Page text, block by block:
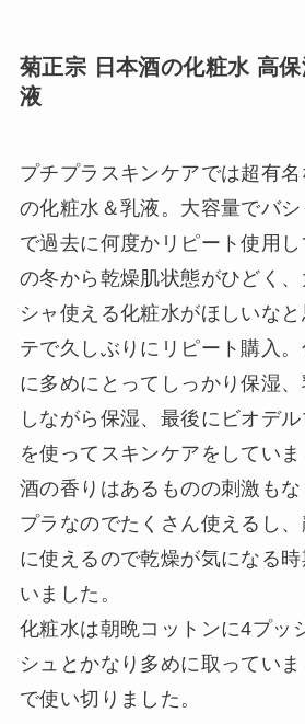
菊正宗 日本酒の化粧水 高
液
プチプラスキンケアでは超有
の化粧水＆乳液。大容量でバ
で過去に何度かリピート使用
の冬から乾燥肌状態がひどく
シャ使える化粧水がほしいな
テで久しぶりにリピート購入
に多めにとってしっかり保湿
しながら保湿、最後にビオデ
を使ってスキンケアをしてい
酒の香りはあるものの刺激も
プラなのでたくさん使えるし
に使えるので乾燥が気になる
いました。
化粧水は朝晩コットンに4プッ
シュとかなり多めに取ってい
で使い切りました。